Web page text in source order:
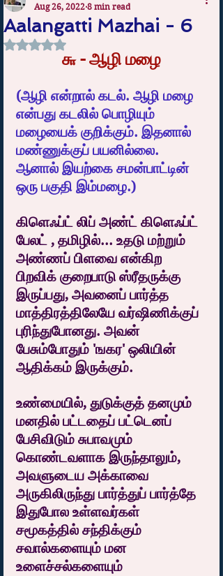
Aalangatti Mazhai - 6
Aug 26, 2022 8 min read
Rated NaN out of 5 stars.
௬ - ஆழி மழை
(ஆழி என்றால் கடல். ஆழி மழை
என்பது கடலில் பொழியும்
மழையைக் குறிக்கும். இதனால்
மண்ணுக்குப் பயனில்லை.
ஆனால் இயற்கை சமன்பாட்டின்
ஒரு பகுதி இம்மழை.)
கிளெஃப்ட் லிப் அண்ட் கிளெஃப்ட்
பேலட் , தமிழில்... உதடு மற்றும்
அண்ணப் பிளவை என்கிற
பிறவிக் குறைபாடு ஸ்ரீதருக்கு
இருப்பது, அவனைப் பார்த்த
மாத்திரத்திலேயே வர்ஷிணிக்குப்
புரிந்துபோனது. அவன்
பேசும்போதும் 'ஙகர' ஒலியின்
ஆதிக்கம் இருக்கும்.
உண்மையில், துடுக்குத் தனமும்
மனதில் பட்டதைப் பட்டெனப்
பேசிவிடும் சுபாவமும்
கொண்டவளாக இருந்தாலும்,
அவளுடைய அக்காவை
அருகிலிருந்து பார்த்துப் பார்த்தே
இதுபோல உள்ளவர்கள்
சமூகத்தில் சந்திக்கும்
சவால்களையும் மன
உளைச்சல்களையும்